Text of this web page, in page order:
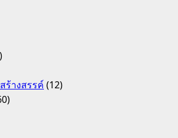
ร้างสรรค์ (12)